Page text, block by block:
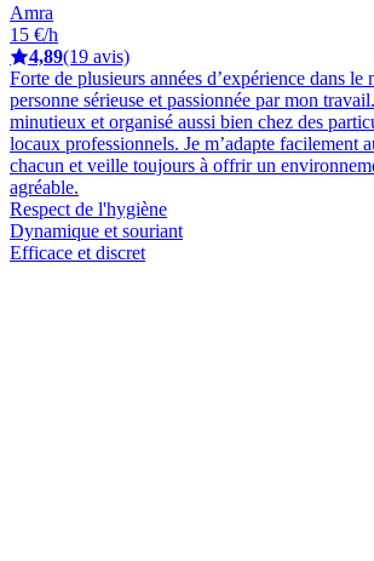
Amra
15 €/h
4,89(19 avis)
Forte de plusieurs années d’expérience dans le
personne sérieuse et passionnée par mon
minutieux et organisé aussi bien chez des
locaux professionnels. Je m’adapte facilement
chacun et veille toujours à offrir un
agréable.
Respect de l'hygiène
Dynamique et souriant
Efficace et discret